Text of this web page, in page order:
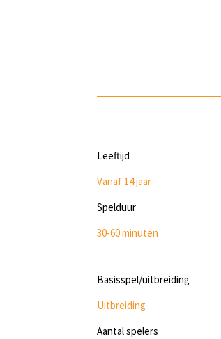
Leeftijd
Vanaf 14 jaar
Spelduur
30-60 minuten
Basisspel/uitbreiding
Uitbreiding
Aantal spelers